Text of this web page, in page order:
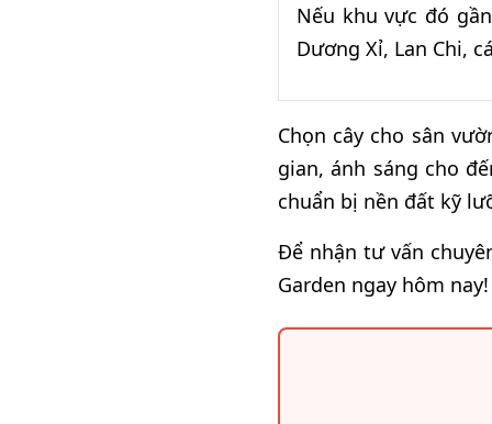
Nếu khu vực đó
Dương Xỉ, Lan Chi,
Chọn cây cho sân
gian, ánh sáng cho
chuẩn bị nền đất kỹ
Để nhận tư vấn
Garden ngay hôm nay!